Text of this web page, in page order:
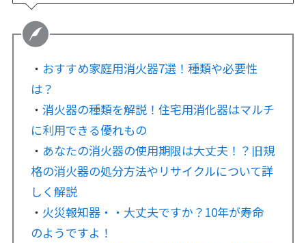
・ おすすめ家庭用消火器7選！種類や必要性
は？
・消火器の種類を解説！住宅用消化器はマルチ
に利用できる優れもの
・ あなたの消火器の使用期限は大丈夫！？旧規
格の消火器の処分方法やリサイクルについて詳
しく解説
・ 火災報知器・・大丈夫ですか？10年が寿命
のようですよ！